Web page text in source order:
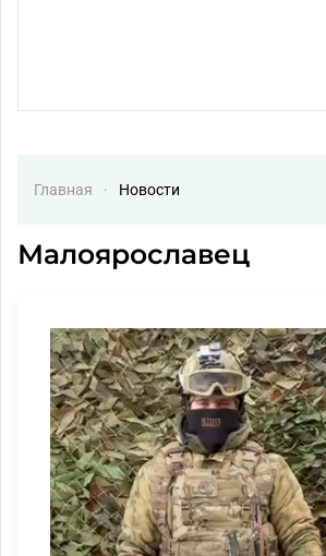
Главная Новости
Малоярославец